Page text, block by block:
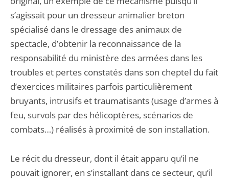
s’agissait pour un dresseur animalier breton
spécialisé dans le dressage des animaux de
spectacle, d’obtenir la reconnaissance de la
responsabilité du ministère des armées dans les
troubles et pertes constatés dans son cheptel du fait
d’exercices militaires parfois particulièrement
bruyants, intrusifs et traumatisants (usage d’armes à
feu, survols par des hélicoptères, scénarios de
combats…) réalisés à proximité de son installation.
Le récit du dresseur, dont il était apparu qu’il ne
pouvait ignorer, en s’installant dans ce secteur, qu’il